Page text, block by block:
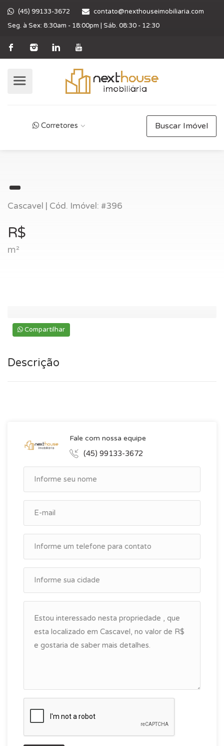
(45) 99133-3672
contato@nexthouseimobiliaria.com
Seg. à Sex: 8:30am - 18:00pm | Sáb. 08:30 - 12:30
Corretores Buscar Imóvel
Cascavel | Cód. Imóvel: #396
R$
m²
Compartilhar
Descrição
Fale com nossa equipe
(45) 99133-3672